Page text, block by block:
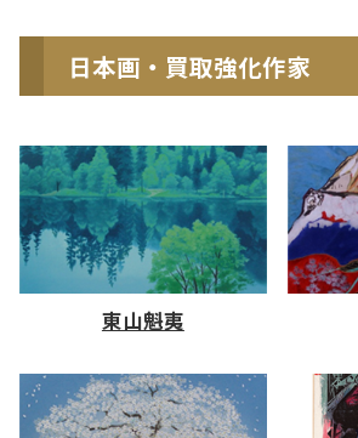
日本画・買取強化作家
東山魁夷